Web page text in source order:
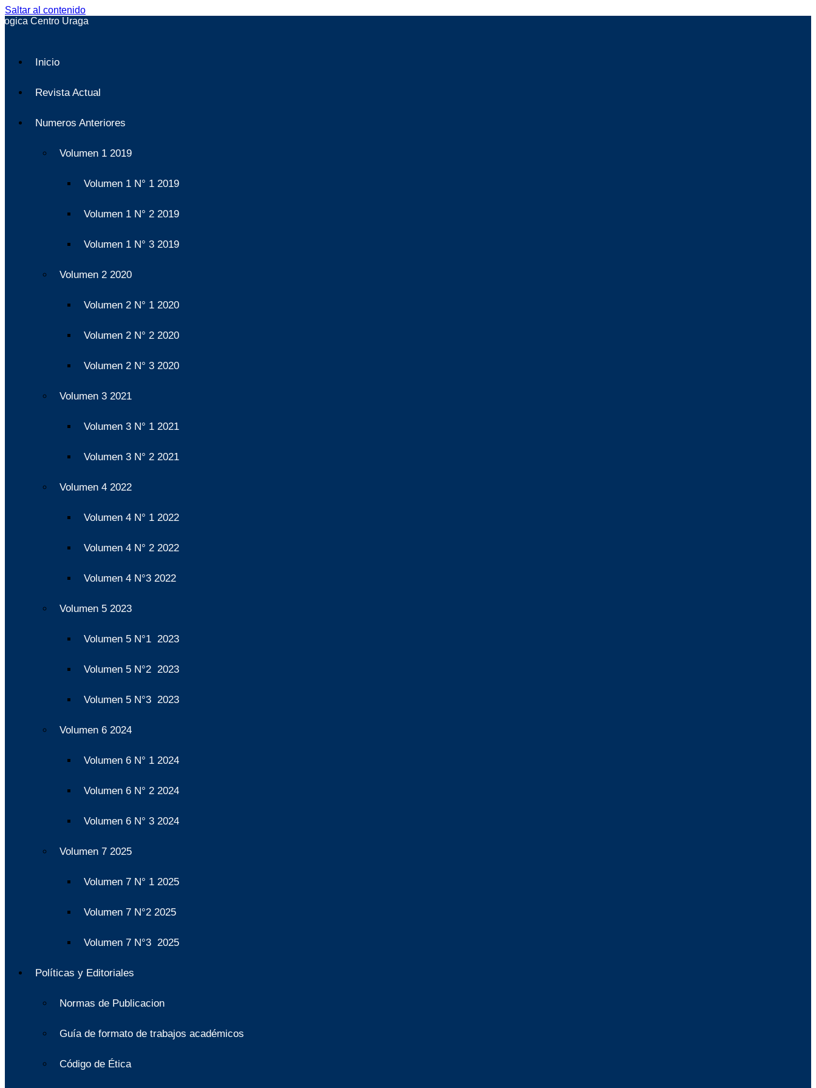
Saltar al contenido
Inicio
Revista Actual
Numeros Anteriores
Volumen 1 2019
Volumen 1 N° 1 2019
Volumen 1 N° 2 2019
Volumen 1 N° 3 2019
Volumen 2 2020
Volumen 2 N° 1 2020
Volumen 2 N° 2 2020
Volumen 2 N° 3 2020
Volumen 3 2021
Volumen 3 N° 1 2021
Volumen 3 N° 2 2021
Volumen 4 2022
Volumen 4 N° 1 2022
Volumen 4 N° 2 2022
Volumen 4 N°3 2022
Volumen 5 2023
Volumen 5 N°1 2023
Volumen 5 N°2 2023
Volumen 5 N°3 2023
Volumen 6 2024
Volumen 6 N° 1 2024
Volumen 6 N° 2 2024
Volumen 6 N° 3 2024
Volumen 7 2025
Volumen 7 N° 1 2025
Volumen 7 N°2 2025
Volumen 7 N°3 2025
Políticas y Editoriales
Normas de Publicacion
Guía de formato de trabajos académicos
Código de Ética